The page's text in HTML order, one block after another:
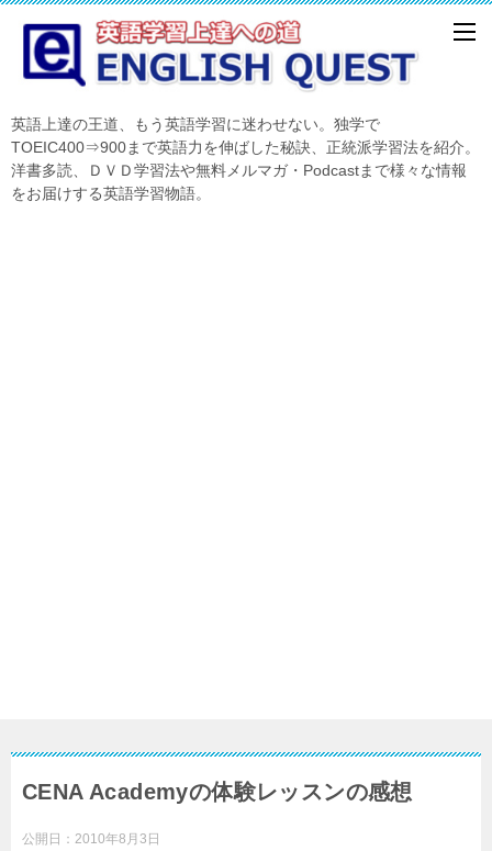
英語上達の王道、もう英語学習に迷わせない。独学で
TOEIC400⇒900まで英語力を伸ばした秘訣、正統派学習法を紹介。
洋書多読、ＤＶＤ学習法や無料メルマガ・Podcastまで様々な情報
をお届けする英語学習物語。
CENA Academyの体験レッスンの感想
公開日： 2010年8月3日